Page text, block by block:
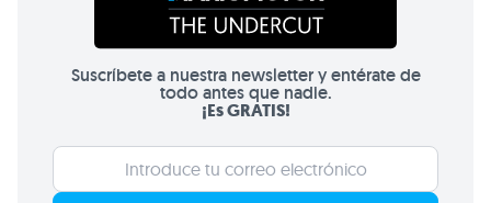
Suscríbete a nuestra newsletter y entérate de
todo antes que nadie.
¡Es GRATIS!